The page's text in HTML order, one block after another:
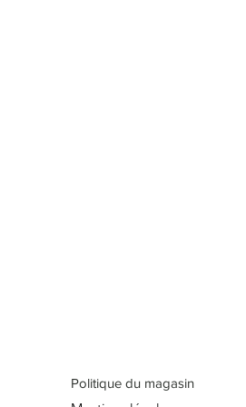
Politique du magasin